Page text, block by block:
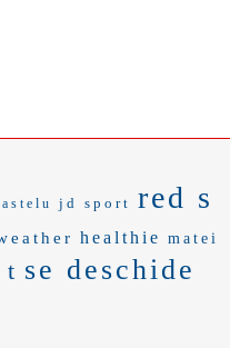
jd sport red s
healthie matei
t se deschide